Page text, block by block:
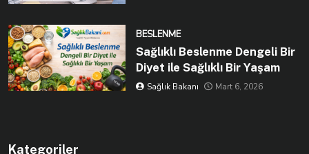
BESLENME
Sağlıklı Beslenme Dengeli Bir
Diyet ile Sağlıklı Bir Yaşam
Sağlık Bakanı Mart 6, 2026
Kategoriler